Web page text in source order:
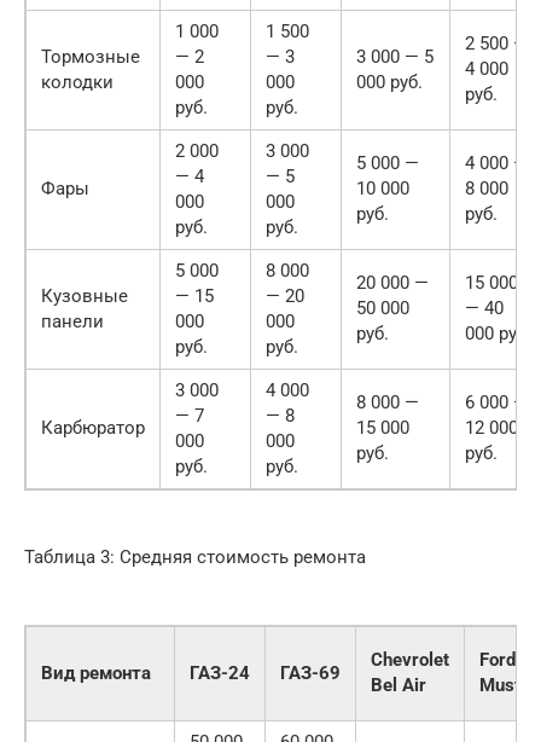
Тормозные
колодки
1 000
— 2
000
руб.
1 500
— 3
000
руб.
3 000 — 5
000 руб.
2 500 —
4 000
руб.
Фары
2 000
— 4
000
руб.
3 000
— 5
000
руб.
5 000 —
10 000
руб.
4 000 —
8 000
руб.
Кузовные
панели
5 000
— 15
000
руб.
8 000
— 20
000
руб.
20 000 —
50 000
руб.
15 000
— 40
000 руб.
Карбюратор
3 000
— 7
000
руб.
4 000
— 8
000
руб.
8 000 —
15 000
руб.
6 000 —
12 000
руб.
Таблица 3: Средняя стоимость ремонта
Вид ремонта ГАЗ-24 ГАЗ-69
Chevrolet
Bel Air
Ford